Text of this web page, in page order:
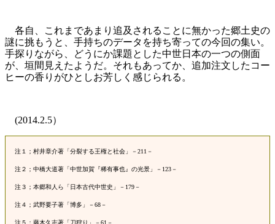
各自、これまであまり追及されることに無かった郷土史の
謎に挑もうと、手持ちのデータを持ち寄っての今回の集い。
手探りながら、どうにか課題とした中世日本の一つの側面
が、垣間見えたようだ。それもあってか、追加注文したコー
ヒーの香りがひとしお芳しく感じられる。
(2014.2.5）
注１；村井章介著「分裂する王権と社会」－211－
注２；中橋大道著「中世加賀『稀有事也』の光景」－123－
注３；本郷和人ら「日本古代中世史」－179－
注４；武野要子著「博多」－68－
注５；藤木久志著「刀狩り」－61－